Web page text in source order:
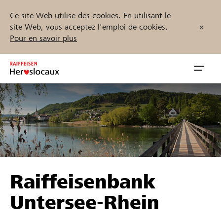
Ce site Web utilise des cookies. En utilisant le
site Web, vous acceptez l'emploi de cookies.
Pour en savoir plus
Inhalt
springen
öffnen
Parrainer
Soutien & assistance
Trouvez des projets et des organisations
Démarrez maintenant
Raiffeisenbank
Untersee-Rhein